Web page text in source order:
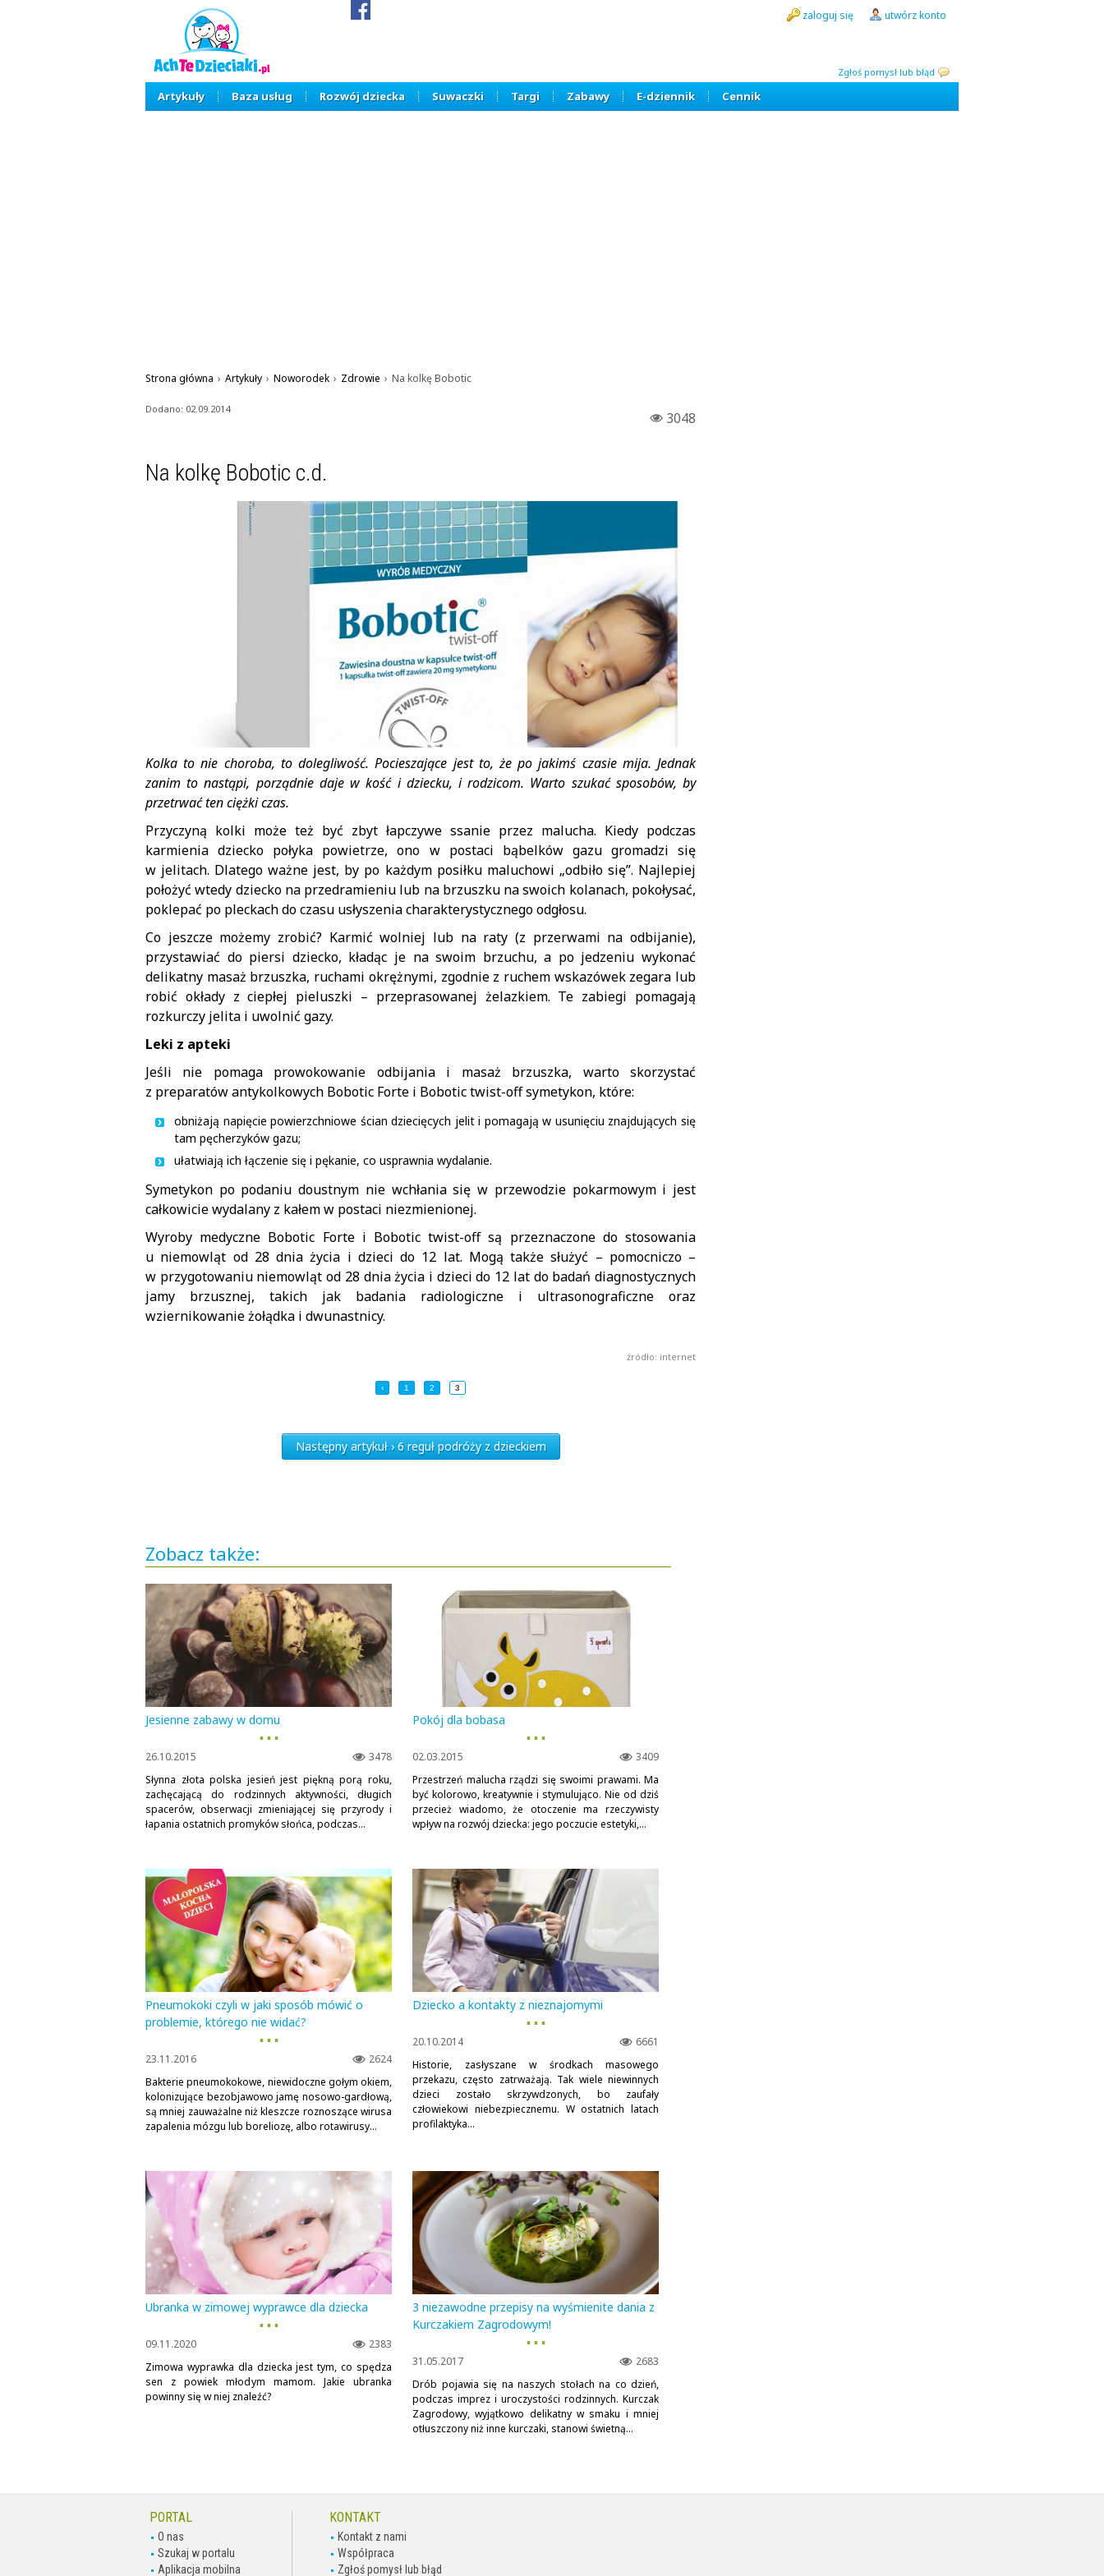
Zgłoś pomysł lub błąd
zaloguj się utwórz konto
Artykuły Baza usług Rozwój dziecka Suwaczki Targi Zabawy E-dziennik Cennik
Strona główna › Artykuły › Noworodek › Zdrowie › Na kolkę Bobotic
3048
Dodano: 02.09.2014
Na kolkę Bobotic c.d.
Kolka to nie choroba, to dolegliwość. Pocieszające jest to, że po jakimś czasie mija. Jednak
zanim to nastąpi, porządnie daje w kość i dziecku, i rodzicom. Warto szukać sposobów, by
przetrwać ten ciężki czas.
Przyczyną kolki może też być zbyt łapczywe ssanie przez malucha. Kiedy podczas
karmienia dziecko połyka powietrze, ono w postaci bąbelków gazu gromadzi się
w jelitach. Dlatego ważne jest, by po każdym posiłku maluchowi „odbiło się”. Najlepiej
położyć wtedy dziecko na przedramieniu lub na brzuszku na swoich kolanach, pokołysać,
poklepać po pleckach do czasu usłyszenia charakterystycznego odgłosu.
Co jeszcze możemy zrobić? Karmić wolniej lub na raty (z przerwami na odbijanie),
przystawiać do piersi dziecko, kładąc je na swoim brzuchu, a po jedzeniu wykonać
delikatny masaż brzuszka, ruchami okrężnymi, zgodnie z ruchem wskazówek zegara lub
robić okłady z ciepłej pieluszki – przeprasowanej żelazkiem. Te zabiegi pomagają
rozkurczy jelita i uwolnić gazy.
Leki z apteki
Jeśli nie pomaga prowokowanie odbijania i masaż brzuszka, warto skorzystać
z preparatów antykolkowych Bobotic Forte i Bobotic twist-off symetykon, które:
obniżają napięcie powierzchniowe ścian dziecięcych jelit i pomagają w usunięciu znajdujących się
tam pęcherzyków gazu;
ułatwiają ich łączenie się i pękanie, co usprawnia wydalanie.
Symetykon po podaniu doustnym nie wchłania się w przewodzie pokarmowym i jest
całkowicie wydalany z kałem w postaci niezmienionej.
Wyroby medyczne Bobotic Forte i Bobotic twist-off są przeznaczone do stosowania
u niemowląt od 28 dnia życia i dzieci do 12 lat. Mogą także służyć – pomocniczo –
w przygotowaniu niemowląt od 28 dnia życia i dzieci do 12 lat do badań diagnostycznych
jamy brzusznej, takich jak badania radiologiczne i ultrasonograficzne oraz
wziernikowanie żołądka i dwunastnicy.
źródło: internet
‹ 1 2 3
Następny artykuł › 6 reguł podróży z dzieckiem
Zobacz także:
Jesienne zabawy w domu
▪ ▪ ▪
3478
26.10.2015
Słynna złota polska jesień jest piękną porą roku,
zachęcającą do rodzinnych aktywności, długich
spacerów, obserwacji zmieniającej się przyrody i
łapania ostatnich promyków słońca, podczas...
Pokój dla bobasa
▪ ▪ ▪
3409
02.03.2015
Przestrzeń malucha rządzi się swoimi prawami. Ma
być kolorowo, kreatywnie i stymulująco. Nie od dziś
przecież wiadomo, że otoczenie ma rzeczywisty
wpływ na rozwój dziecka: jego poczucie estetyki,...
Pneumokoki czyli w jaki sposób mówić o
problemie, którego nie widać?
▪ ▪ ▪
2624
23.11.2016
Bakterie pneumokokowe, niewidoczne gołym okiem,
kolonizujące bezobjawowo jamę nosowo-gardłową,
są mniej zauważalne niż kleszcze roznoszące wirusa
zapalenia mózgu lub boreliozę, albo rotawirusy...
Dziecko a kontakty z nieznajomymi
▪ ▪ ▪
6661
20.10.2014
Historie, zasłyszane w środkach masowego
przekazu, często zatrważają. Tak wiele niewinnych
dzieci zostało skrzywdzonych, bo zaufały
człowiekowi niebezpiecznemu. W ostatnich latach
profilaktyka...
Ubranka w zimowej wyprawce dla dziecka
▪ ▪ ▪
2383
09.11.2020
Zimowa wyprawka dla dziecka jest tym, co spędza
sen z powiek młodym mamom. Jakie ubranka
powinny się w niej znaleźć?
3 niezawodne przepisy na wyśmienite dania z
Kurczakiem Zagrodowym!
▪ ▪ ▪
2683
31.05.2017
Drób pojawia się na naszych stołach na co dzień,
podczas imprez i uroczystości rodzinnych. Kurczak
Zagrodowy, wyjątkowo delikatny w smaku i mniej
otłuszczony niż inne kurczaki, stanowi świetną...
PORTAL
O nas
Szukaj w portalu
Aplikacja mobilna
KONTAKT
Kontakt z nami
Współpraca
Zgłoś pomysł lub błąd